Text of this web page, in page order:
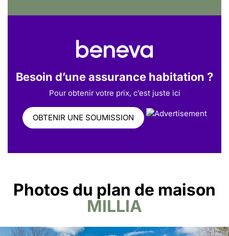
Besoin d’une assurance habitation ?
Pour obtenir votre prix, c’est juste ici
OBTENIR UNE SOUMISSION
Photos du plan de maison
MILLIA